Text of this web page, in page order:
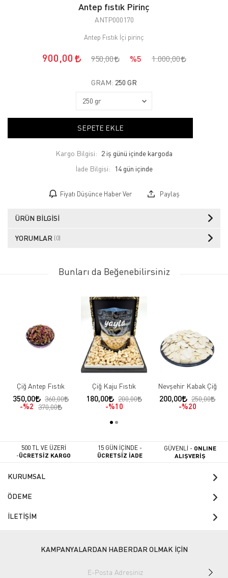
Antep fıstık Pirinç
ANTP000170
Antep Fıstık İçi pirinç
900,00 950,00 %5 1.000,00
GRAM: 250 GR
SEPETE EKLE
Kargo Bilgisi: 2 iş günü içinde kargoda
İade Bilgisi:
Fiyatı Düşünce Haber Ver Paylaş
ÜRÜN BILGISI
YORUMLAR (0)
Bunları da Beğenebilirsiniz
Çiğ Antep Fıstık
350,00
360,00
%2 370,00
Çiğ Kaju Fıstık
180,00
200,00
%10
Nevşehir Kabak Çiğ
200,00
250,00
%20
500 TL VE ÜZERİ
-ÜCRETSİZ KARGO
15 GÜN İÇİNDE -
ÜCRETSİZ İADE
GÜVENLİ - ONLINE
ALIŞVERİŞ
KURUMSAL
ÖDEME
İLETİŞİM
KAMPANYALARDAN HABERDAR OLMAK İÇİN